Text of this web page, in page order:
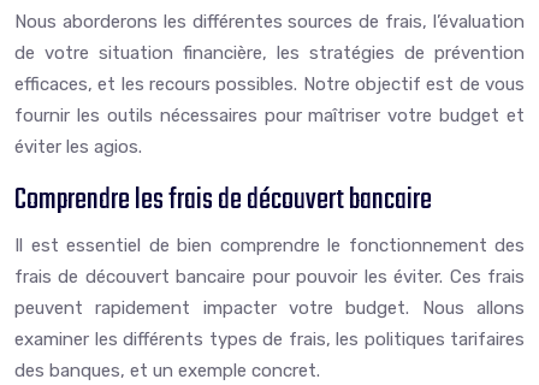
Nous aborderons les différentes sources de frais, l’évaluation
de votre situation financière, les stratégies de prévention
efficaces, et les recours possibles. Notre objectif est de vous
fournir les outils nécessaires pour maîtriser votre budget et
éviter les agios.
Comprendre les frais de découvert bancaire
Il est essentiel de bien comprendre le fonctionnement des
frais de découvert bancaire pour pouvoir les éviter. Ces frais
peuvent rapidement impacter votre budget. Nous allons
examiner les différents types de frais, les politiques tarifaires
des banques, et un exemple concret.